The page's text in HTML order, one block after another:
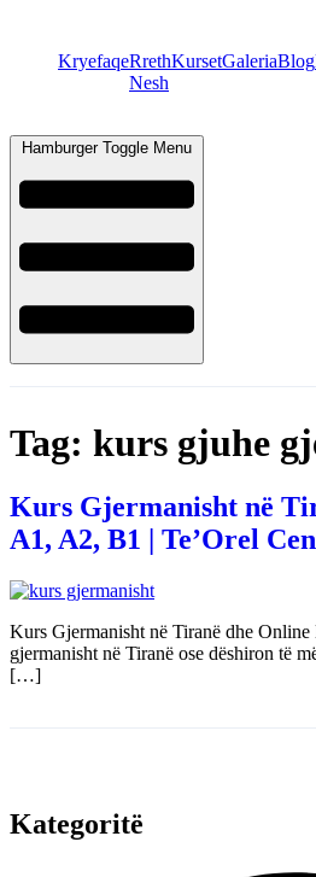
KryefaqeRreth
Nesh
KursetGaleriaBlog
Hamburger Toggle Menu
Tag: kurs gjuhe
Kurs Gjermanisht në
A1, A2, B1 | Te’Orel
Kurs Gjermanisht në Tiranë dhe
gjermanisht në Tiranë ose dëshiron të
[…]
Kategoritë